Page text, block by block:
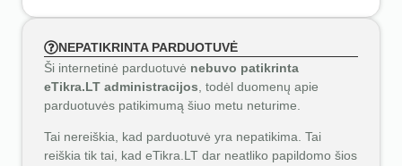
NEPATIKRINTA PARDUOTUVĖ
Ši internetinė parduotuvė nebuvo patikrinta
eTikra.LT administracijos , todėl duomenų apie
parduotuvės patikimumą šiuo metu neturime.
Tai nereiškia, kad parduotuvė yra nepatikima. Tai
reiškia tik tai, kad eTikra.LT dar neatliko papildomo šios